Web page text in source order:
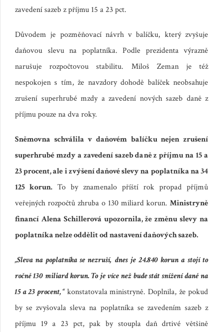
zavedení sazeb z příjmu 15 a 23 pct.
Důvodem je pozměňovací návrh v balíčku, který zvyšuje
daňovou slevu na poplatníka. Podle prezidenta výrazně
narušuje rozpočtovou stabilitu. Miloš Zeman je též
nespokojen s tím, že navzdory dohodě balíček neobsahuje
zrušení superhrubé mzdy a zavedení nových sazeb daně z
příjmu pouze na dva roky.
Sněmovna schválila v daňovém balíčku nejen zrušení
superhrubé mzdy a zavedení sazeb daně z příjmu na 15 a
23 procent, ale i zvýšení daňové slevy na poplatníka na 34
125 korun. To by znamenalo příští rok propad příjmů
veřejných rozpočtů zhruba o 130 miliard korun. Ministryně
financí Alena Schillerová upozornila, že změnu slevy na
poplatníka nelze oddělit od nastavení daňových sazeb.
„Sleva na poplatníka se nezruší, dnes je 24.840 korun a stojí to
ročně 130 miliard korun. To je více než bude stát snížení daně na
15 a 23 procent,“ konstatovala ministryně. Doplnila, že pokud
by se zvyšovala sleva na poplatníka se zavedením sazeb z
příjmu 19 a 23 pct, pak by stoupla daň drtivé většině